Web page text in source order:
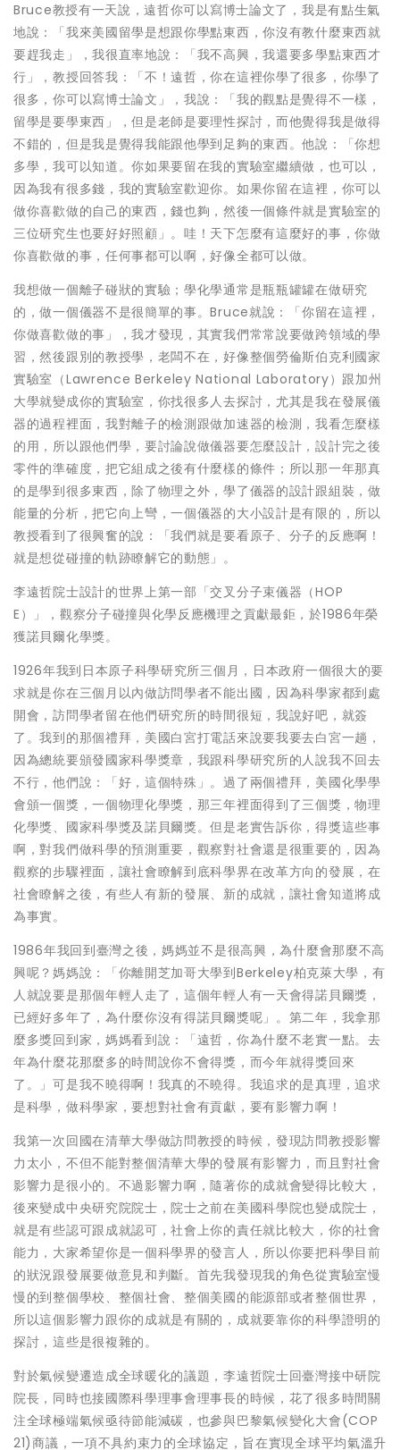
Bruce教授有一天說，遠哲你可以寫博士論文了，我是有點生氣
地說：「我來美國留學是想跟你學點東西，你沒有教什麼東西就
要趕我走」，我很直率地說：「我不高興，我還要多學點東西才
行」，教授回答我：「不！遠哲，你在這裡你學了很多，你學了
很多，你可以寫博士論文」，我說：「我的觀點是覺得不一樣，
留學是要學東西」，但是老師是要理性探討，而他覺得我是做得
不錯的，但是我是覺得我能跟他學到足夠的東西。他說：「你想
多學，我可以知道。你如果要留在我的實驗室繼續做，也可以，
因為我有很多錢，我的實驗室歡迎你。如果你留在這裡，你可以
做你喜歡做的自己的東西，錢也夠，然後一個條件就是實驗室的
三位研究生也要好好照顧」。哇！天下怎麼有這麼好的事，你做
你喜歡做的事，任何事都可以啊，好像全都可以做。
我想做一個離子碰狀的實驗；學化學通常是瓶瓶罐罐在做研究
的，做一個儀器不是很簡單的事。Bruce就說：「你留在這裡，
你做喜歡做的事」，我才發現，其實我們常常說要做跨領域的學
習，然後跟別的教授學，老闆不在，好像整個勞倫斯伯克利國家
實驗室（Lawrence Berkeley National Laboratory）跟加州
大學就變成你的實驗室，你找很多人去探討，尤其是我在發展儀
器的過程裡面，我對離子的檢測跟做加速器的檢測，我看怎麼樣
的用，所以跟他們學，要討論說做儀器要怎麼設計，設計完之後
零件的準確度，把它組成之後有什麼樣的條件；所以那一年那真
的是學到很多東西，除了物理之外，學了儀器的設計跟組裝，做
能量的分析，把它向上彎，一個儀器的大小設計是有限的，所以
教授看到了很興奮的說：「我們就是要看原子、分子的反應啊！
就是想從碰撞的軌跡瞭解它的動態」。
李遠哲院士設計的世界上第一部「交叉分子束儀器（HOP
E）」，觀察分子碰撞與化學反應機理之貢獻最鉅，於1986年榮
獲諾貝爾化學獎。
1926年我到日本原子科學研究所三個月，日本政府一個很大的要
求就是你在三個月以內做訪問學者不能出國，因為科學家都到處
開會，訪問學者留在他們研究所的時間很短，我說好吧，就簽
了。我到的那個禮拜，美國白宮打電話來說要我要去白宮一趟，
因為總統要頒發國家科學獎章，我跟科學研究所的人說我不回去
不行，他們說：「好，這個特殊」。過了兩個禮拜，美國化學學
會頒一個獎，一個物理化學獎，那三年裡面得到了三個獎，物理
化學獎、國家科學獎及諾貝爾獎。但是老實告訴你，得獎這些事
啊，對我們做科學的預測重要，觀察對社會還是很重要的，因為
觀察的步驟裡面，讓社會瞭解到底科學界在改革方向的發展，在
社會瞭解之後，有些人有新的發展、新的成就，讓社會知道將成
為事實。
1986年我回到臺灣之後，媽媽並不是很高興，為什麼會那麼不高
興呢？媽媽說：「你離開芝加哥大學到Berkeley柏克萊大學，有
人就說要是那個年輕人走了，這個年輕人有一天會得諾貝爾獎，
已經好多年了，為什麼你沒有得諾貝爾獎呢」。第二年，我拿那
麼多獎回到家，媽媽看到說：「遠哲，你為什麼不老實一點。去
年為什麼花那麼多的時間說你不會得獎，而今年就得獎回來
了。」可是我不曉得啊！我真的不曉得。我追求的是真理，追求
是科學，做科學家，要想對社會有貢獻，要有影響力啊！
我第一次回國在清華大學做訪問教授的時候，發現訪問教授影響
力太小，不但不能對整個清華大學的發展有影響力，而且對社會
影響力是很小的。不過影響力啊，隨著你的成就會變得比較大，
後來變成中央研究院院士，院士之前在美國科學院也變成院士，
就是有些認可跟成就認可，社會上你的責任就比較大，你的社會
能力，大家希望你是一個科學界的發言人，所以你要把科學目前
的狀況跟發展要做意見和判斷。首先我發現我的角色從實驗室慢
慢的到整個學校、整個社會、整個美國的能源部或者整個世界，
所以這個影響力跟你的成就是有關的，成就要靠你的科學證明的
探討，這些是很複雜的。
對於氣候變遷造成全球暖化的議題，李遠哲院士回臺灣接中研院
院長，同時也接國際科學理事會理事長的時候，花了很多時間關
注全球極端氣候亟待節能減碳，也參與巴黎氣候變化大會(COP
21)商議，一項不具約束力的全球協定，旨在實現全球平均氣溫升